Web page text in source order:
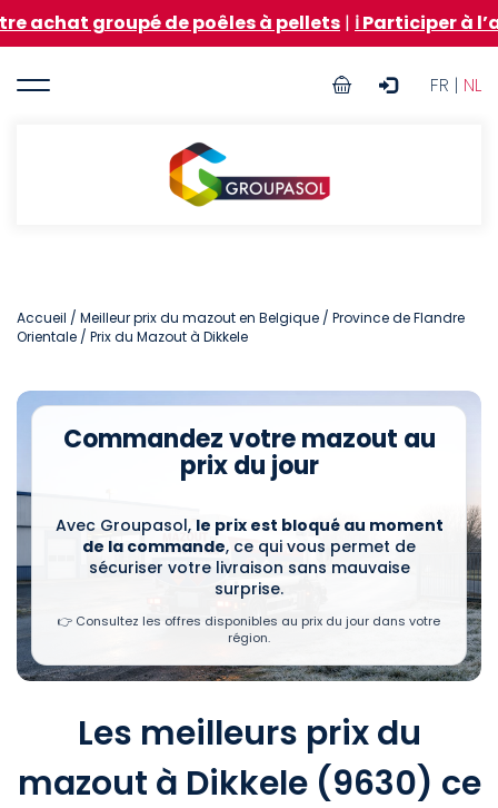
Aller
au
principal
de poêles à pellets|ℹ️ Participer à l’achat
FR | NL
User
Groupasol
Accueil / Meilleur prix du mazout en Belgique / Province de Flandre
Orientale / Prix du Mazout à Dikkele
Commandez votre mazout au
prix du jour
Avec Groupasol, le prix est bloqué au moment
de la commande, ce qui vous permet de
sécuriser votre livraison sans mauvaise
surprise.
👉 Consultez les offres disponibles au prix du jour dans votre
région.
Les meilleurs prix du
mazout à Dikkele (9630) ce